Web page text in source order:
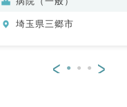
埼玉県三郷市
< >